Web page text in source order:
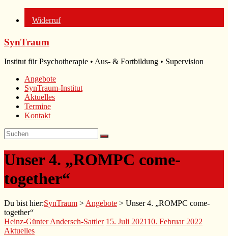
Widerruf
Zum
Inhalt
springen
SynTraum
Institut für Psychotherapie • Aus- & Fortbildung • Supervision
Angebote
SynTraum-Institut
Aktuelles
Termine
Kontakt
Unser 4. „ROMPC come-
together“
Du bist hier:SynTraum > Angebote > Unser 4. „ROMPC come-
together“
Heinz-Günter Andersch-Sattler 15. Juli 202110. Februar 2022
Aktuelles